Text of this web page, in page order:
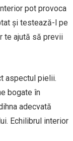
pot provoca
și testează-l pe
te ajută să previi
aspectul pielii.
bogate în
adecvată
Echilibrul interior